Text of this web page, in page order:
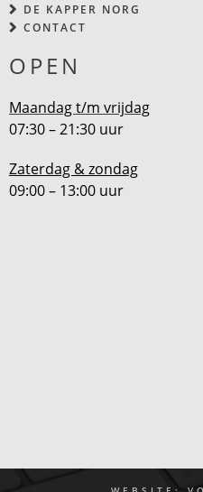
DE KAPPER NORG
CONTACT
OPEN
Maandag t/m vrijdag
07:30 – 21:30 uur
Zaterdag & zondag
09:00 – 13:00 uur